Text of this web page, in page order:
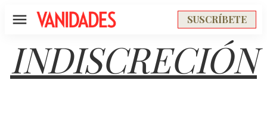
Menú SUSCRÍBETE
INDISCRECIÓN